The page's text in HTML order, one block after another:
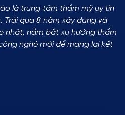
là trung tâm thẩm mỹ uy tín
Trải qua 8 năm xây dựng và
nhật, nắm bắt xu hướng thẩm
nghệ mới để mang lại kết